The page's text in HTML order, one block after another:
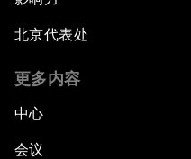
北京代表处
更多内容
中心
会议